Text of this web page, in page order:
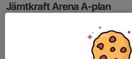
Jämtkraft Arena A-plan